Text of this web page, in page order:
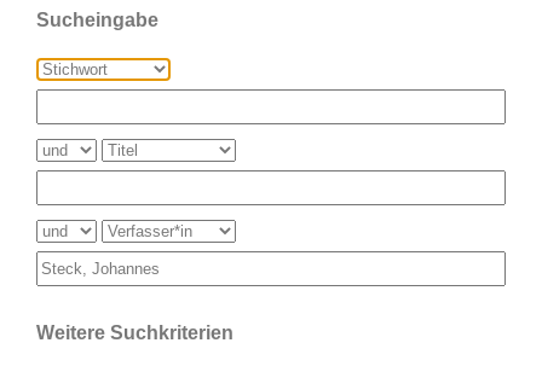
Sucheingabe
Weitere Suchkriterien